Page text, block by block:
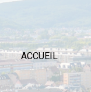
ACCUEIL